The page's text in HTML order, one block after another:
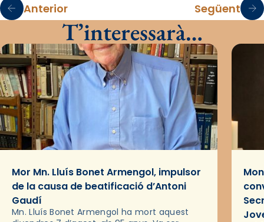
Anterior Següent
T’interessarà…
Mor Mn. Lluís Bonet Armengol, impulsor
de la causa de beatificació d’Antoni
Gaudí
Mn. Lluís Bonet Armengol ha mort aquest